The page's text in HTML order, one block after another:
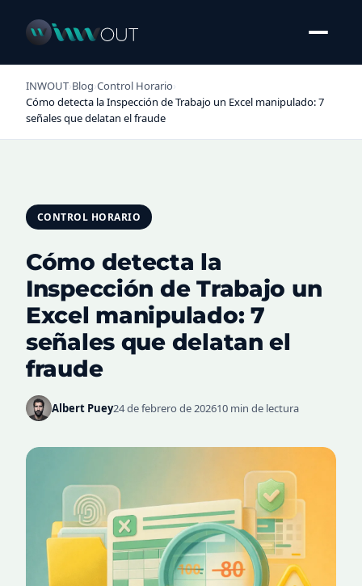
INWOUT›Blog›Control Horario›
Cómo detecta la Inspección de Trabajo un Excel manipulado: 7
señales que delatan el fraude
CONTROL HORARIO
Cómo detecta la
Inspección de Trabajo un
Excel manipulado: 7
señales que delatan el
fraude
Albert Puey24 de febrero de 202610 min de lectura